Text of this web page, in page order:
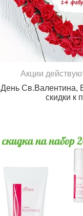
Акции
День Св.Валентина,
скидки к